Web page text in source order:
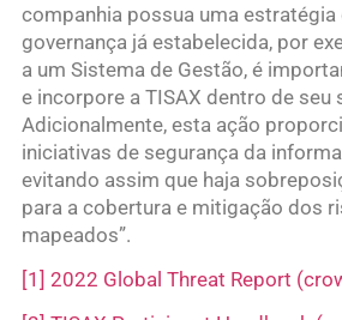
companhia possua uma estratégia
governança já estabelecida, por
a um Sistema de Gestão, é
e incorpore a TISAX dentro de seu
Adicionalmente, esta ação
iniciativas de segurança da
evitando assim que haja
para a cobertura e mitigação dos
mapeados”.
[1] 2022 Global Threat Report